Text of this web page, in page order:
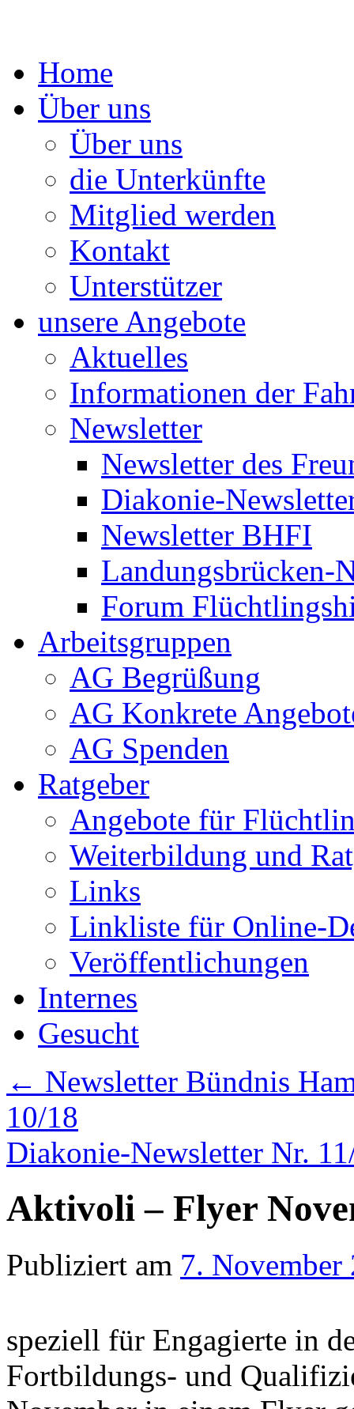
Springe
zum
Home
Über uns
Über uns
die Unterkünfte
Mitglied werden
Kontakt
Unterstützer
unsere Angebote
Aktuelles
Informationen der
Newsletter
Newsletter des
Diakonie-
Newsletter BHFI
Landungsbrücken-
Forum
Arbeitsgruppen
AG Begrüßung
AG Konkrete
AG Spenden
Ratgeber
Angebote für
Weiterbildung und
Links
Linkliste für Online-
Veröffentlichungen
Internes
Gesucht
← Newsletter Bündnis
10/18
Diakonie-Newsletter Nr.
Aktivoli – Flyer
Publiziert am 7. November
speziell für Engagierte in
Fortbildungs- und